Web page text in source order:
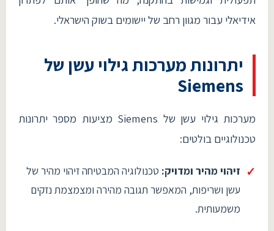
אידיאלי עבור מגוון רחב של יישומים בשוק הישראלי.
יתרונות מערכות גילוי עשן של
Siemens
מערכות גילוי עשן של Siemens מציעות מספר יתרונות
טכנולוגיים בולטים:
זיהוי מהיר ומדויק: טכנולוגיה המבטיחה זיהוי מהיר של
עשן ושריפות, המאפשר תגובה מהירה ומצמצמת נזקים
משמעותית.